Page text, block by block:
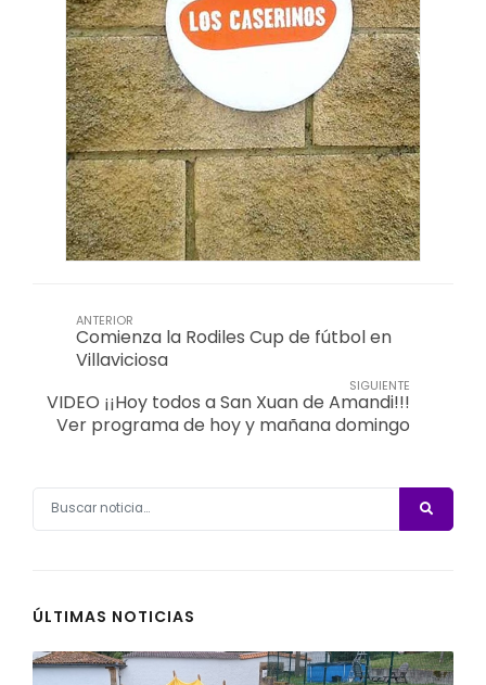
ANTERIOR
Comienza la Rodiles Cup de fútbol en
Villaviciosa
SIGUIENTE
VIDEO ¡¡Hoy todos a San Xuan de Amandi!!!
Ver programa de hoy y mañana domingo
ÚLTIMAS NOTICIAS